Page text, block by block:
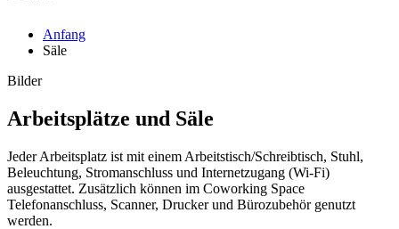
Anfang
Säle
Bilder
Arbeitsplätze und Säle
Jeder Arbeitsplatz ist mit einem Arbeitstisch/Schreibtisch, Stuhl,
Beleuchtung, Stromanschluss und Internetzugang (Wi-Fi)
ausgestattet. Zusätzlich können im Coworking Space
Telefonanschluss, Scanner, Drucker und Bürozubehör genutzt
werden.